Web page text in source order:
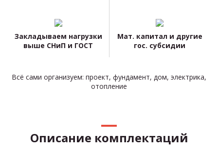
Закладываем нагрузки
выше СНиП и ГОСТ
Мат. капитал и другие
гос. субсидии
Всё сами организуем: проект, фундамент, дом, электрика,
отопление
Описание комплектаций